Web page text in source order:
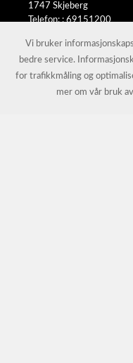
1747 Skjeberg
Telefon: :69151200
© JL Trading AS
Vi bruker
bedre service.
for trafikkmåling og
mer om vår bruk